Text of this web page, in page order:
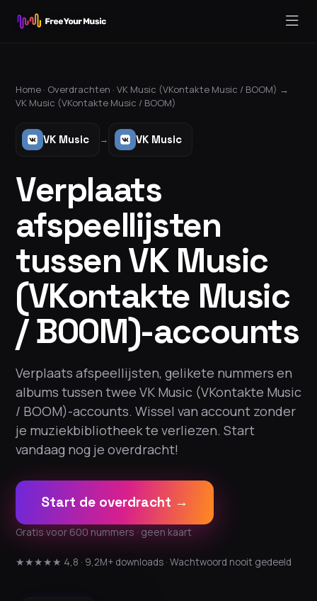
Home · Overdrachten · VK Music (VKontakte Music / BOOM) →
VK Music (VKontakte Music / BOOM)
VK Music → VK Music
Verplaats
afspeellijsten
tussen VK Music
(VKontakte Music
/ BOOM)-accounts
Verplaats afspeellijsten, gelikete nummers en
albums tussen twee VK Music (VKontakte Music
/ BOOM)-accounts. Wissel van account zonder
je muziekbibliotheek te verliezen. Start
vandaag nog je overdracht!
Start de overdracht →
Gratis voor 600 nummers · geen kaart
★★★★★ 4,8 · 9,2M+ downloads · Wachtwoord nooit gedeeld